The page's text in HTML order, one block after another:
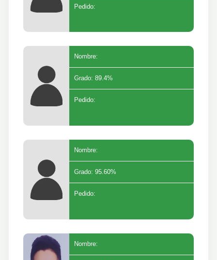
Pedido:
Nombre:
Grado: 89.4%
Pedido:
Nombre:
Grado: 95.60%
Pedido:
Nombre: